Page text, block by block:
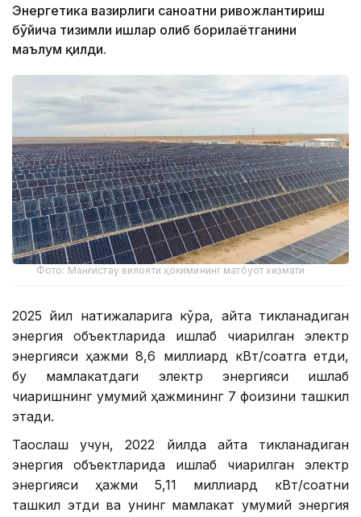
Энергетика вазирлиги саноатни ривожлантириш
бўйича тизимли ишлар олиб борилаётганини
маълум қилди.
Фото: Манғистау вилояти ҳокимининг матбуот хизмати
2025 йил натижаларига кўра, қайта тикланадиган
энергия объектларида ишлаб чиқарилган электр
энергияси ҳажми 8,6 миллиард кВт/соатга етди,
бу мамлакатдаги электр энергияси ишлаб
чиқаришнинг умумий ҳажмининг 7 фоизини ташкил
этади.
Таққослаш учун, 2022 йилда қайта тикланадиган
энергия объектларида ишлаб чиқарилган электр
энергияси ҳажми 5,11 миллиард кВт/соатни
ташкил этди ва унинг мамлакат умумий энергия